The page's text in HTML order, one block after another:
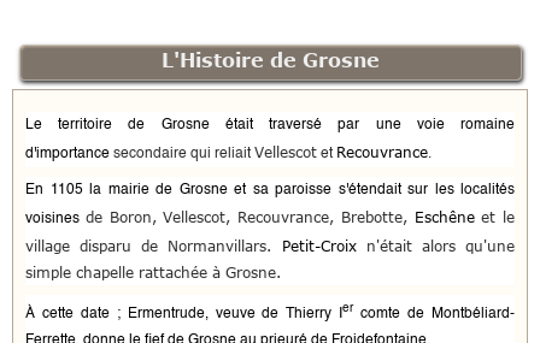
L'Histoire de Grosne
Le territoire de Grosne était traversé par une voie romaine
d'importance secondaire qui reliait Vellescot et Recouvrance.
En 1105la mairie de Grosne et sa paroisse s'étendait sur les localités
voisines de Boron, Vellescot, Recouvrance, Brebotte, Eschêneet le
village disparu de Normanvillars. Petit-Croixn'était alors qu'une
simple chapelle rattachée à Grosne.
À cette date ; Ermentrude, veuve de Thierry Ier comte de Montbéliard-